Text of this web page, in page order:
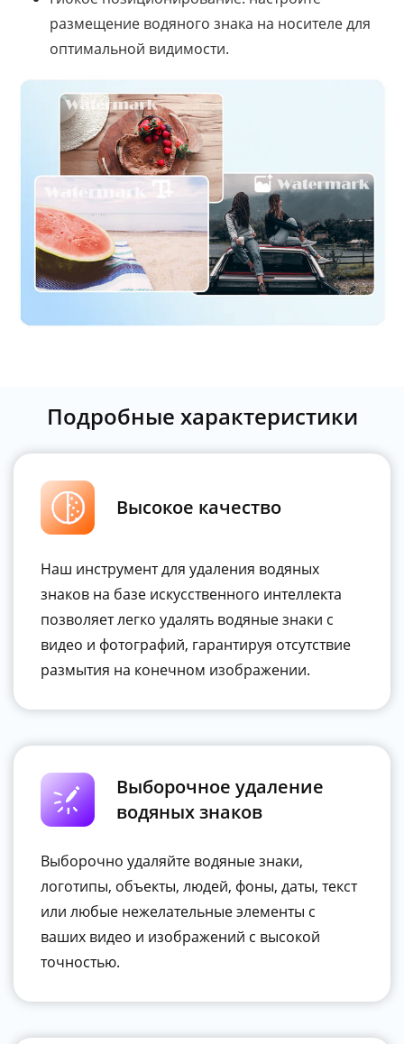
размещение водяного знака на носителе для
оптимальной видимости.
Подробные характеристики
Высокое качество
Наш инструмент для удаления водяных
знаков на базе искусственного интеллекта
позволяет легко удалять водяные знаки с
видео и фотографий, гарантируя отсутствие
размытия на конечном изображении.
Выборочное удаление
водяных знаков
Выборочно удаляйте водяные знаки,
логотипы, объекты, людей, фоны, даты, текст
или любые нежелательные элементы с
ваших видео и изображений с высокой
точностью.